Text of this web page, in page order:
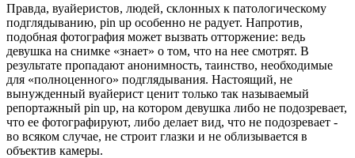
Правда, вуайеристов, людей, склонных к патологическому
подглядыванию, pin up особенно не радует. Напротив,
подобная фотография может вызвать отторжение: ведь
девушка на снимке «знает» о том, что на нее смотрят. В
результате пропадают анонимность, таинство, необходимые
для «полноценного» подглядывания. Настоящий, не
вынужденный вуайерист ценит только так называемый
репортажный pin up, на котором девушка либо не подозревает,
что ее фотографируют, либо делает вид, что не подозревает -
во всяком случае, не строит глазки и не облизывается в
объектив камеры.